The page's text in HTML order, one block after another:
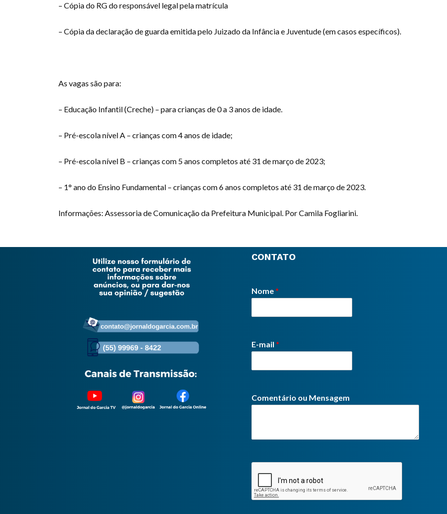
– Cópia do RG do responsável legal pela matrícula
– Cópia da declaração de guarda emitida pelo Juizado da Infância e Juventude (em casos específicos).
As vagas são para:
– Educação Infantil (Creche) – para crianças de 0 a 3 anos de idade.
– Pré-escola nível A – crianças com 4 anos de idade;
– Pré-escola nível B – crianças com 5 anos completos até 31 de março de 2023;
– 1° ano do Ensino Fundamental – crianças com 6 anos completos até 31 de março de 2023.
Informações: Assessoria de Comunicação da Prefeitura Municipal. Por Camila Fogliarini.
CONTATO
Nome*
E-mail *
Comentário ou Mensagem